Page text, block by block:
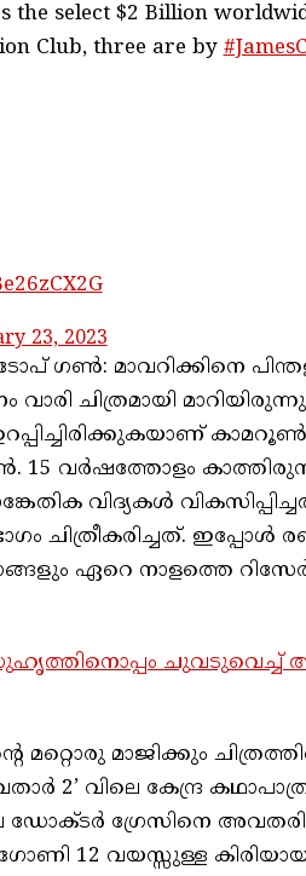
the select $2 Billion
Club, three are by
23, 2023
ഗൺ: മാവറിക്കിനെ
ചിത്രമായി
15 വർഷത്തോളം
വിദ്യകൾ
ചിത്രീകരിച്ചത്. ഇപ്പോൾ
ഏറെ നാളത്തെ
മാജിക്കും
2’ വിലെ കേന്ദ്ര
ഡോക്ടർ ഗ്രേസിനെ
12 വയസ്സുള്ള